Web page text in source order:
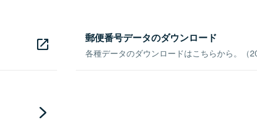
郵便番号データのダウンロード
各種データのダウンロードはこちらから。（